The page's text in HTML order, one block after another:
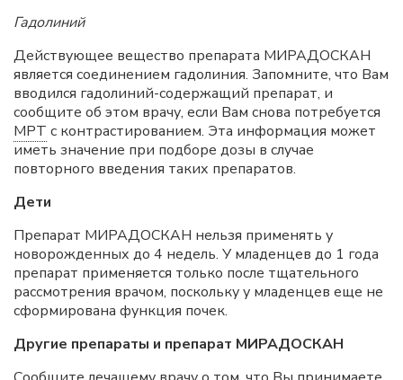
Гадолиний
Действующее вещество препарата МИРАДОСКАН
является соединением гадолиния. Запомните, что Вам
вводился гадолиний-содержащий препарат, и
сообщите об этом врачу, если Вам снова потребуется
МРТ с контрастированием. Эта информация может
иметь значение при подборе дозы в случае
повторного введения таких препаратов.
Дети
Препарат МИРАДОСКАН нельзя применять у
новорожденных до 4 недель. У младенцев до 1 года
препарат применяется только после тщательного
рассмотрения врачом, поскольку у младенцев еще не
сформирована функция почек.
Другие препараты и препарат МИРАДОСКАН